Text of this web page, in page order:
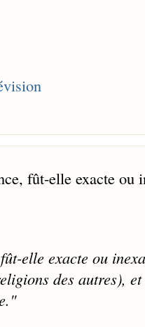
fût-elle exacte ou
elle exacte ou
des autres),